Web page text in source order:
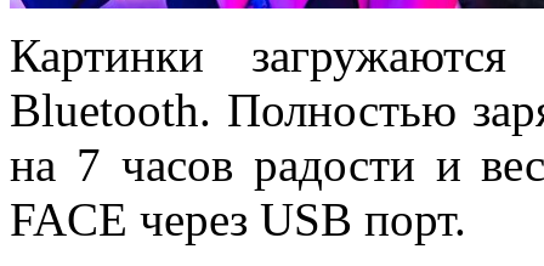
Картинки
Bluetooth. Полностью
на 7 часов радости и
FACE через USB порт.